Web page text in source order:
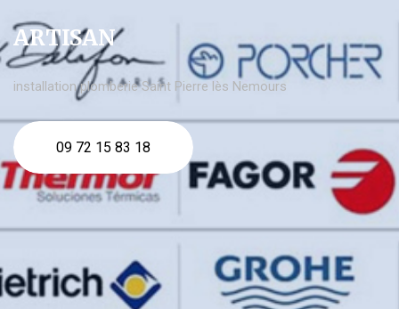
ARTISAN
installation plomberie Saint Pierre lès Nemours
09 72 15 83 18